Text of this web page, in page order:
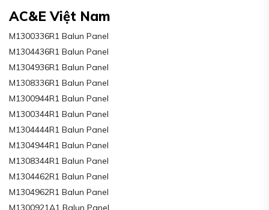
AC&E Việt Nam
M1300336R1 Balun Panel
M1304436R1 Balun Panel
M1304936R1 Balun Panel
M1308336R1 Balun Panel
M1300944R1 Balun Panel
M1300344R1 Balun Panel
M1304444R1 Balun Panel
M1304944R1 Balun Panel
M1308344R1 Balun Panel
M1304462R1 Balun Panel
M1304962R1 Balun Panel
M1300921A1 Balun Panel